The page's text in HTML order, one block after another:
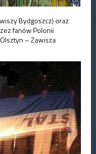
Bydgoszcz) oraz
fanów Polonii
– Zawisza